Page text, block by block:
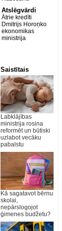
Atslēgvārdi
Ātrie kredīti
Dmitrijs Horoņko
ekonomikas
ministrija
Saistītais
Labklājības
ministrija rosina
reformēt un būtiski
uzlabot vecāku
pabalstu
Kā sagatavot bērnu
skolai,
nepārslogojot
ģimenes budžetu?